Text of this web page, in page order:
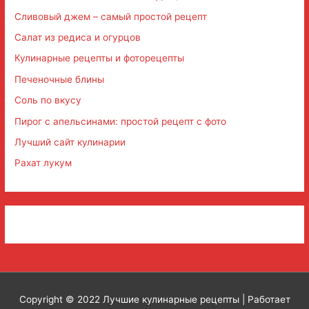
Сливовый джем – самый простой рецепт
Салат из редиса и огурцов
Кулинарные рецепты и фоторецепты
Печеночные блины
Соль по вкусу
Пирог с апельсинами: простой рецепт с фото
Лучший сайт кулинарии
Рахат лукум
Copyright © 2022 Лучшие кулинарные рецепты| Работает